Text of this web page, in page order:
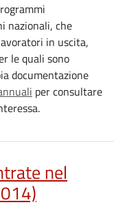
nazionali, che
in uscita,
le quali sono
documentazione
per consultare
nel